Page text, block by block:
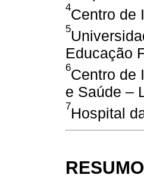
4Centro de
5
Educação
6Centro de
e Saúde –
7Hospital
RESUMO